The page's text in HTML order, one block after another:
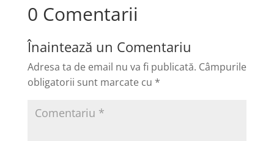
0 Comentarii
Înaintează un Comentariu
Adresa ta de email nu va fi publicată. Câmpurile
obligatorii sunt marcate cu *